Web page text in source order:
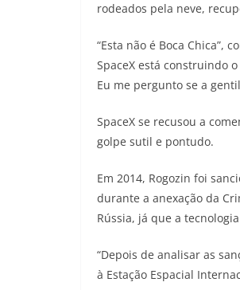
rodeados pela neve,
“Esta não é Boca Chica”,
SpaceX está construindo
Eu me pergunto se a
SpaceX se recusou a
golpe sutil e pontudo.
Em 2014, Rogozin foi
durante a anexação da
Rússia, já que a
“Depois de analisar as
à Estação Espacial